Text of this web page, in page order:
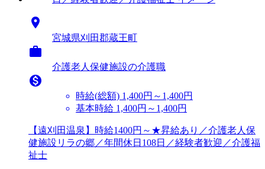

宮城県刈田郡蔵王町

介護老人保健施設の介護職

時給(総額) 1,400円～1,400円
基本時給 1,400円～1,400円
【遠刈田温泉】時給1400円～★昇給あり／介護老人保
健施設リラの郷／年間休日108日／経験者歓迎／介護福
祉士